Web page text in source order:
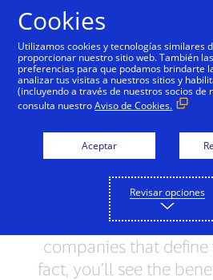
One Market
Francisco,
Welcome to San
Here you’ll find
corner—from the
geography to the
companies that
fact, you’ll see the
Cookies
Utilizamos cookies y tecnologías similares
proporcionar nuestro sitio web. También
preferencias para que podamos brindarte
analizar tus visitas a nuestros sitios y
(incluyendo a través de nuestros socios de
consulta nuestroAviso de Cookies.
Aceptar
Revisar opciones